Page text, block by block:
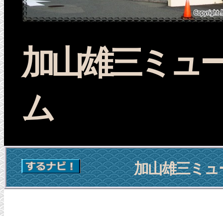
加山雄三ミュ
ム
加山雄三ミ